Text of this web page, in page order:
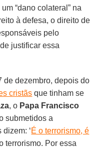
“dano colateral” na
à defesa, o direito de
​​pelo
justificar essa
de dezembro, depois do
cristãs que tinham se
, o Papa Francisco
submetidos a
‘É o terrorismo, é
terrorismo. Por essa